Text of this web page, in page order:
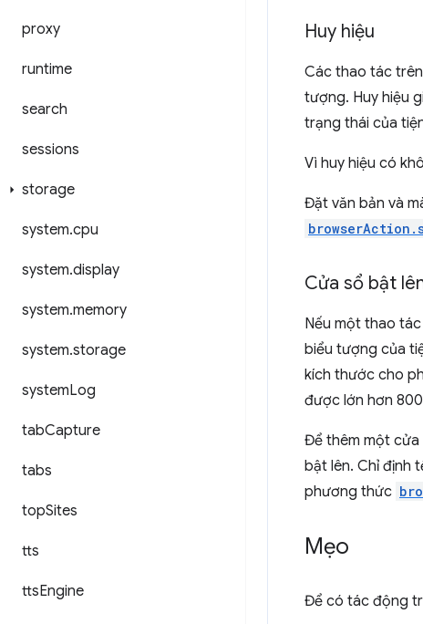
proxy
runtime
search
sessions
storage
system.cpu
system.display
system.memory
system.storage
systemLog
tabCapture
tabs
topSites
tts
ttsEngine
Huy hiệu
Các thao tác
tượng. Huy hiệu
trạng thái của
Vì huy hiệu có
Đặt văn bản và
Cửa sổ bật
Nếu một thao
biểu tượng của
kích thước cho
được lớn hơn
Để thêm một
bật lên. Chỉ định
phương thức
Mẹo
Để có tác động